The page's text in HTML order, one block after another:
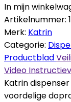
In mijn
Artikelnummer:
Merk: Katrin
Categorie:
Productblad
Video
Katrin
voordelige